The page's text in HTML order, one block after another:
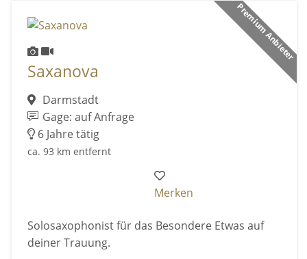
Premium Anbieter
Saxanova
Darmstadt
Gage: auf Anfrage
6 Jahre tätig
ca. 93 km entfernt
Merken
Solosaxophonist für das Besondere Etwas auf
deiner Trauung.